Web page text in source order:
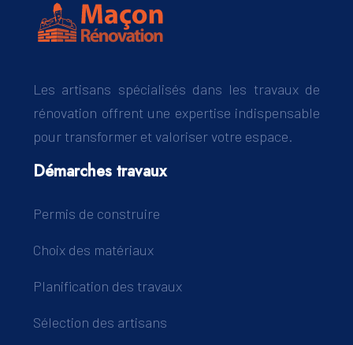
Les artisans spécialisés dans les travaux de
rénovation offrent une expertise indispensable
pour transformer et valoriser votre espace.
Démarches travaux
Permis de construire
Choix des matériaux
Planification des travaux
Sélection des artisans